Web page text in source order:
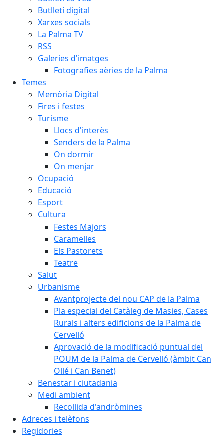
Butlletí digital
Xarxes socials
La Palma TV
RSS
Galeries d'imatges
Fotografies aèries de la Palma
Temes
Memòria Digital
Fires i festes
Turisme
Llocs d'interès
Senders de la Palma
On dormir
On menjar
Ocupació
Educació
Esport
Cultura
Festes Majors
Caramelles
Els Pastorets
Teatre
Salut
Urbanisme
Avantprojecte del nou CAP de la Palma
Pla especial del Catàleg de Masies, Cases
Rurals i alters edificions de la Palma de
Cervelló
Aprovació de la modificació puntual del
POUM de la Palma de Cervelló (àmbit Can
Ollé i Can Benet)
Benestar i ciutadania
Medi ambient
Recollida d'andròmines
Adreces i telèfons
Regidories